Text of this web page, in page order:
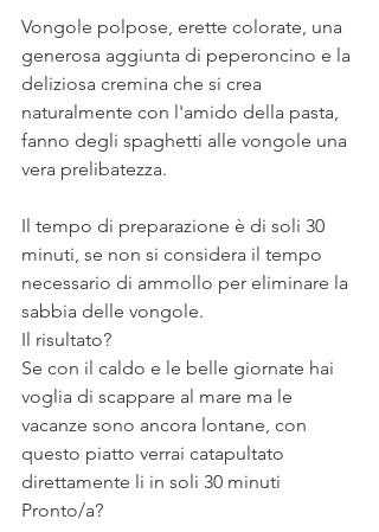
Vongole polpose, erette colorate, una
generosa aggiunta di peperoncino e la
deliziosa cremina che si crea
naturalmente con l'amido della pasta,
fanno degli spaghetti alle vongole una
vera prelibatezza.
Il tempo di preparazione è di soli 30
minuti, se non si considera il tempo
necessario di ammollo per eliminare la
sabbia delle vongole.
Il risultato?
Se con il caldo e le belle giornate hai
voglia di scappare al mare ma le
vacanze sono ancora lontane, con
questo piatto verrai catapultato
direttamente li in soli 30 minuti
Pronto/a?